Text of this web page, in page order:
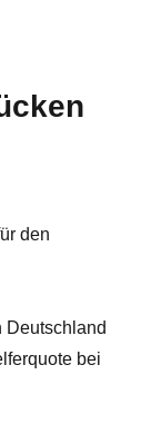
den
Deutschland
bei